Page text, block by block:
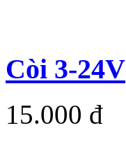
Còi 3-24V
15.000 đ